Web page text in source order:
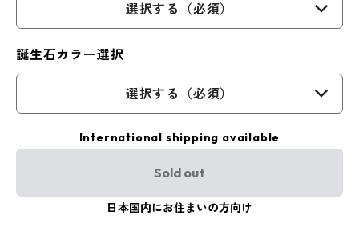
選択する（必須）
誕生石カラー選択
選択する（必須）
International shipping available
Sold out
日本国内にお住まいの方向け